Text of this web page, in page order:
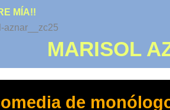
MÍA!!
MARISOL
de